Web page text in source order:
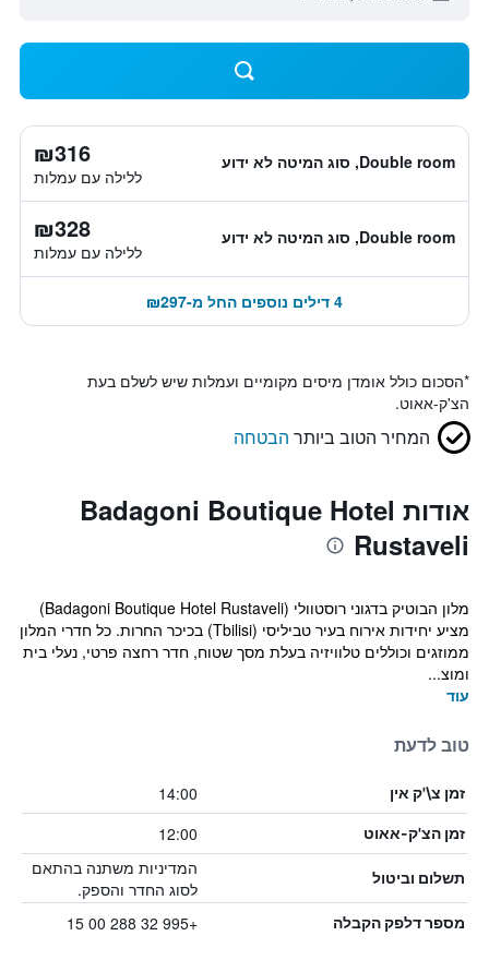
Double room, סוג המיטה לא ידוע ₪316
ללילה עם עמלות
Double room, סוג המיטה לא ידוע ₪328
ללילה עם עמלות
4 דילים נוספים החל מ-₪297
*הסכום כולל אומדן מיסים מקומיים ועמלות שיש לשלם בעת
הצ'ק-אאוט.
המחיר הטוב ביותר הבטחה
אודות Badagoni Boutique Hotel
Rustaveli
מלון הבוטיק בדגוני רוסטוולי (Badagoni Boutique Hotel Rustaveli)
מציע יחידות אירוח בעיר טביליסי (Tbilisi) בכיכר החרות. כל חדרי המלון
ממוזגים וכוללים טלוויזיה בעלת מסך שטוח, חדר רחצה פרטי, נעלי בית
ומוצ...
עוד
טוב לדעת
זמן צ\'ק אין 14:00
זמן הצ'ק-אאוט 12:00
תשלום וביטול
המדיניות משתנה בהתאם
לסוג החדר והספק.
מספר דלפק הקבלה +995 32 288 00 15